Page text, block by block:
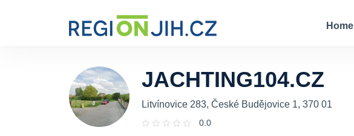
Home
JACHTING104.CZ
Litvínovice 283, České Budějovice 1, 370 01
0.0